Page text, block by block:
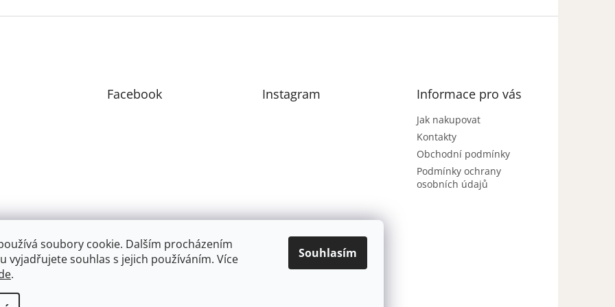
soubory cookie. Dalším procházením
vyjadřujete souhlas s jejich používáním. Více
.
Souhlasím
Facebook Instagram
Sledovat na
Instagramu
Informace pro vás
Jak nakupovat
Kontakty
Obchodní podmínky
Podmínky ochrany
osobních údajů